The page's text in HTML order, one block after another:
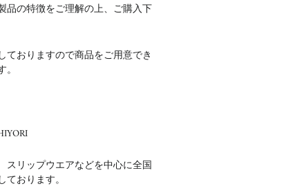
品の特徴をご理解の上、ご購入下
ておりますので商品をご用意でき
リップウエアなどを中心に全国
おります。